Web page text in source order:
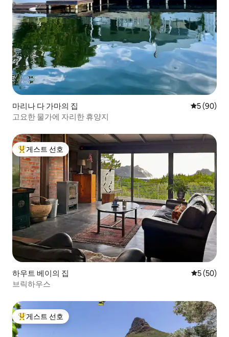
마리나 다 가마의 집 평점 5점(5
5 (90)
고요한 물가에 자리한 휴양지
상위 게스트 선호
게스트 선호
하우트 베이의 집 평점 5점(5
5 (50)
브릭하우스
상위 게스트 선호
게스트 선호